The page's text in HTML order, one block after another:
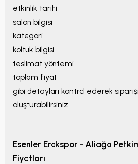
etkinlik tarihi
salon bilgisi
kategori
koltuk bilgisi
teslimat yöntemi
toplam fiyat
gibi detayları kontrol ederek
oluşturabilirsiniz.
Esenler Erokspor - Aliağa
Fiyatları